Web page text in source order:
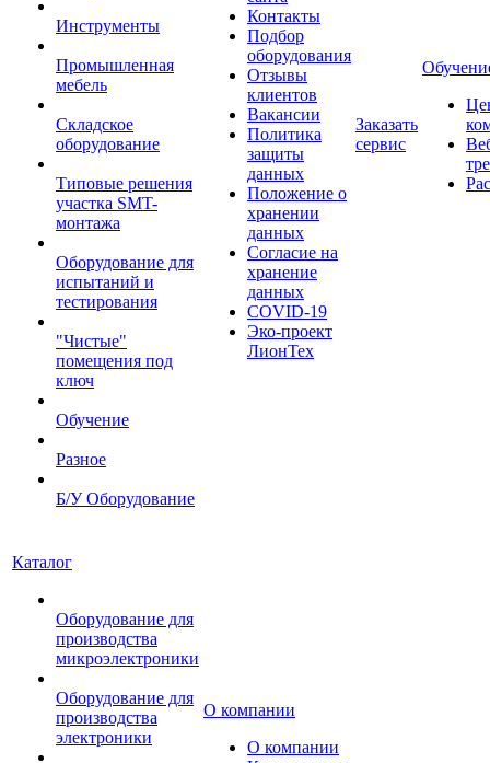
Инструменты
Промышленная
мебель
Складское
оборудование
Типовые решения
участка SMT-
монтажа
Оборудование для
испытаний и
тестирования
"Чистые"
помещения под
ключ
Обучение
Разное
Б/У Оборудование
Контакты
Подбор
оборудования
Отзывы
клиентов
Вакансии
Политика
защиты
данных
Положение о
хранении
данных
Согласие на
хранение
данных
COVID-19
Эко-проект
ЛионТех
Заказать
сервис
Каталог
Оборудование для
производства
микроэлектроники
Оборудование для
производства
электроники
О компании
О компании